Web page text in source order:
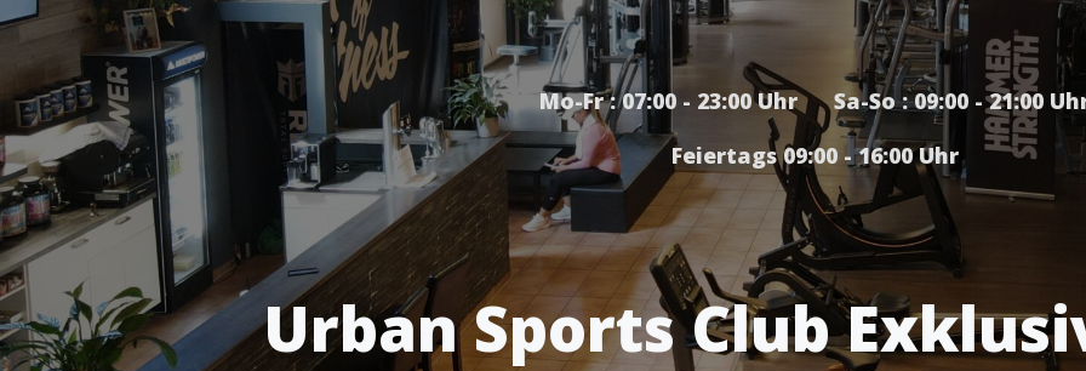
Mo-Fr : 07:00 - 23:00 Uhr Sa-So : 09:00 - 21:00
Feiertags 09:00 - 16:00 Uhr
Urban Sports Club